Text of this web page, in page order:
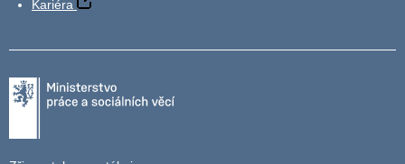
Kariéra